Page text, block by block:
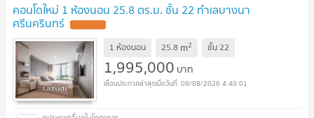
คอนโดใหม่ 1 ห้องนอน 25.8 ตร.ม. ชั้น 22 ทำเลบางนา
ศรีนครินทร์
1 ห้องนอน 25.8 m2 ชั้น22
1,995,000 บาท
09/08/2026 4:40:01